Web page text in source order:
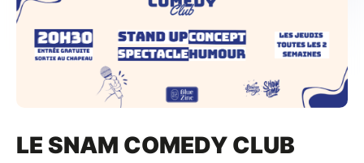
LE SNAM COMEDY CLUB